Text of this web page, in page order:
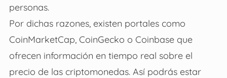
personas.
Por dichas razones, existen portales como
CoinMarketCap, CoinGecko o Coinbase que
ofrecen información en tiempo real sobre el
precio de las criptomonedas. Así podrás estar